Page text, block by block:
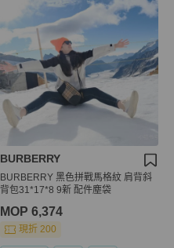
BURBERRY
BURBERRY 黑色拼戰馬格紋 肩背斜
背包31*17*8 9新 配件塵袋
MOP 6,374
現折 200